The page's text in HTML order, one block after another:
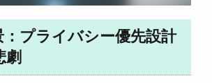
：プライバシー優先設計
劇